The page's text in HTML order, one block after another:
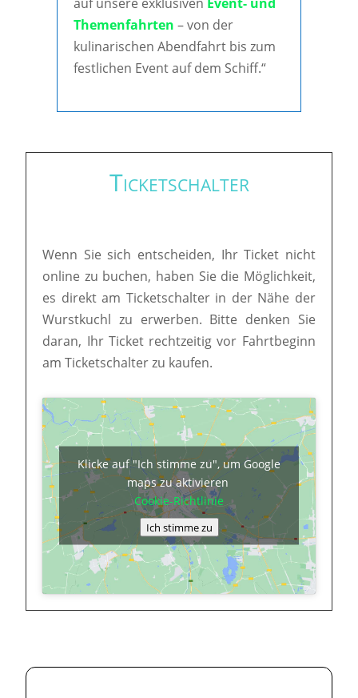
Themenfahrten – von der
kulinarischen Abendfahrt bis zum
festlichen Event auf dem Schiff.“
Ticketschalter
Wenn Sie sich entscheiden, Ihr Ticket nicht
online zu buchen, haben Sie die Möglichkeit,
es direkt am Ticketschalter in der Nähe der
Wurstkuchl zu erwerben. Bitte denken Sie
daran, Ihr Ticket rechtzeitig vor Fahrtbeginn
am Ticketschalter zu kaufen.
Klicke auf "Ich stimme zu", um Google
maps zu aktivieren
Cookie-Richtlinie
Ich stimme zu